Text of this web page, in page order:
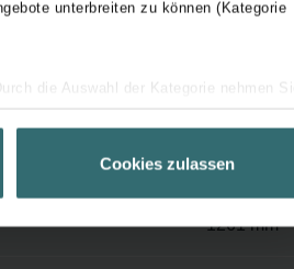
unterbreiten zu können (Kategorie
die Auswahl der Kategorie nehmen Sie
Ihnen maßgeschneiderte Informationen
über einen Link in der
Cookies zulassen450 mm
1261 mm